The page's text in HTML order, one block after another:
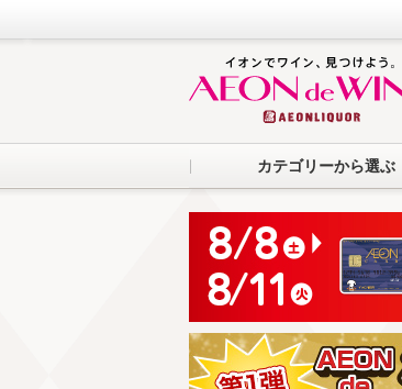
カテゴリーから選ぶ